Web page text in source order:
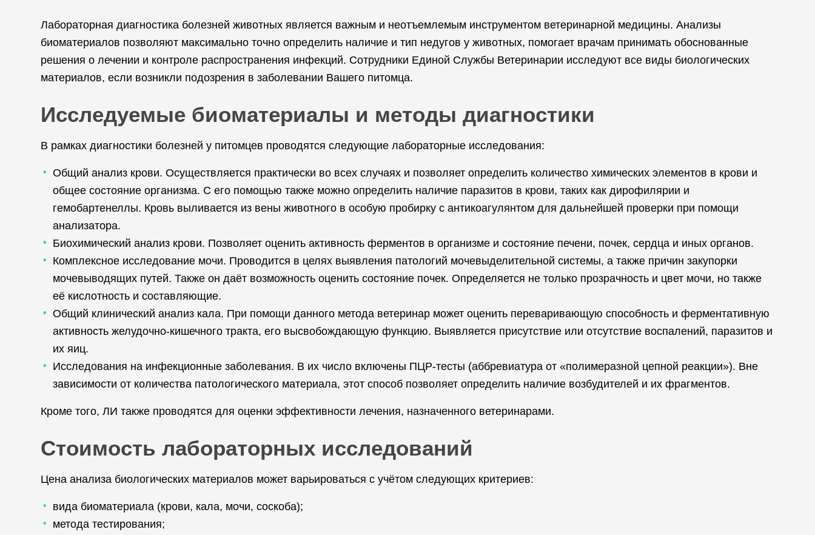
Лабораторная диагностика болезней животных является важным и неотъемлемым инструментом ветеринарной медицины. Анализы
биоматериалов позволяют максимально точно определить наличие и тип недугов у животных, помогает врачам принимать обоснованные
решения о лечении и контроле распространения инфекций. Сотрудники Единой Службы Ветеринарии исследуют все виды биологических
материалов, если возникли подозрения в заболевании Вашего питомца.
Исследуемые биоматериалы и методы диагностики
В рамках диагностики болезней у питомцев проводятся следующие лабораторные исследования:
Общий анализ крови. Осуществляется практически во всех случаях и позволяет определить количество химических элементов в крови и
общее состояние организма. С его помощью также можно определить наличие паразитов в крови, таких как дирофилярии и
гемобартенеллы. Кровь выливается из вены животного в особую пробирку с антикоагулянтом для дальнейшей проверки при помощи
анализатора.
Биохимический анализ крови. Позволяет оценить активность ферментов в организме и состояние печени, почек, сердца и иных органов.
Комплексное исследование мочи. Проводится в целях выявления патологий мочевыделительной системы, а также причин закупорки
мочевыводящих путей. Также он даёт возможность оценить состояние почек. Определяется не только прозрачность и цвет мочи, но также
её кислотность и составляющие.
Общий клинический анализ кала. При помощи данного метода ветеринар может оценить переваривающую способность и ферментативную
активность желудочно-кишечного тракта, его высвобождающую функцию. Выявляется присутствие или отсутствие воспалений, паразитов и
их яиц.
Исследования на инфекционные заболевания. В их число включены ПЦР-тесты (аббревиатура от «полимеразной цепной реакции»). Вне
зависимости от количества патологического материала, этот способ позволяет определить наличие возбудителей и их фрагментов.
Кроме того, ЛИ также проводятся для оценки эффективности лечения, назначенного ветеринарами.
Стоимость лабораторных исследований
Цена анализа биологических материалов может варьироваться с учётом следующих критериев:
вида биоматериала (крови, кала, мочи, соскоба);
метода тестирования;